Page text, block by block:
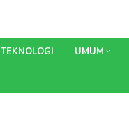
TEKNOLOGI UMUM